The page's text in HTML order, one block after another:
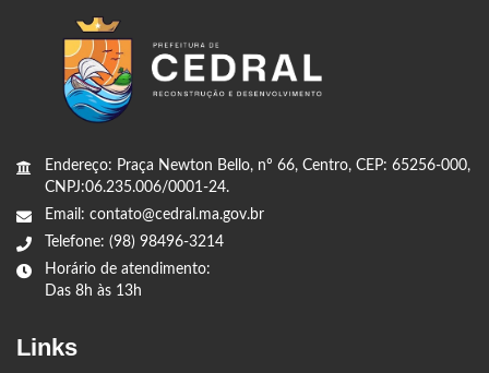
Endereço: Praça Newton Bello, nº 66, Centro, CEP: 65256-000,
CNPJ:06.235.006/0001-24.
Email: contato@cedral.ma.gov.br
Telefone: (98) 98496-3214
Horário de atendimento:
Das 8h às 13h
Links